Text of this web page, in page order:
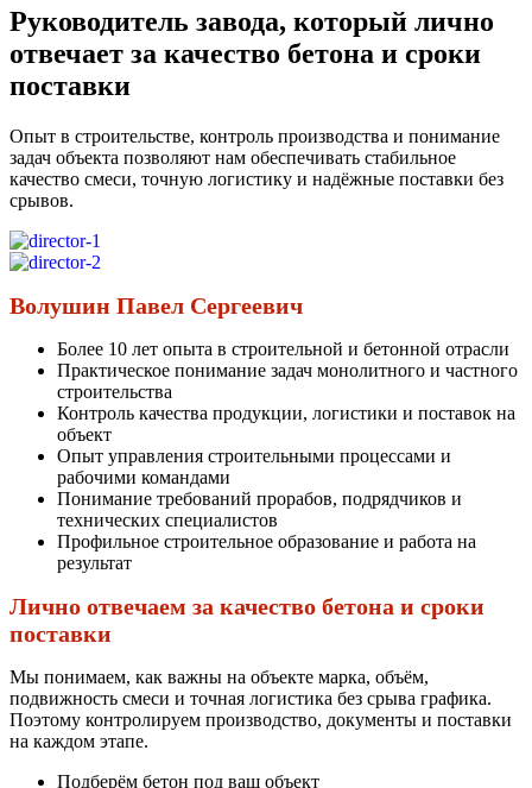
Руководитель завода, который лично
отвечает за качество бетона и сроки
поставки
Опыт в строительстве, контроль производства и понимание
задач объекта позволяют нам обеспечивать стабильное
качество смеси, точную логистику и надёжные поставки без
срывов.
Волушин Павел Сергеевич
Более 10 лет опыта в строительной и бетонной отрасли
Практическое понимание задач монолитного и частного
строительства
Контроль качества продукции, логистики и поставок на
объект
Опыт управления строительными процессами и
рабочими командами
Понимание требований прорабов, подрядчиков и
технических специалистов
Профильное строительное образование и работа на
результат
Лично отвечаем за качество бетона и сроки
поставки
Мы понимаем, как важны на объекте марка, объём,
подвижность смеси и точная логистика без срыва графика.
Поэтому контролируем производство, документы и поставки
на каждом этапе.
Подберём бетон под ваш объект